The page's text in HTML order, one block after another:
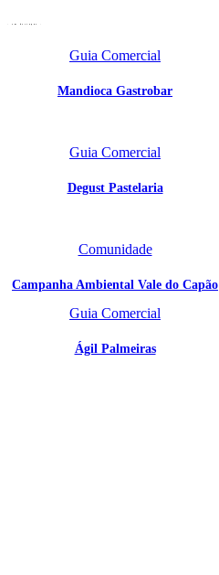
Guia Comercial
Mandioca Gastrobar
Guia Comercial
Degust Pastelaria
Comunidade
Campanha Ambiental Vale do Capão
Guia Comercial
Ágil Palmeiras